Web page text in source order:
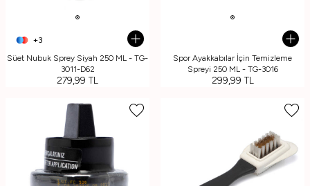
+3
Süet Nubuk Sprey Siyah 250 ML - TG-
3011-D62
279,99 TL
Spor Ayakkabılar İçin Temizleme
Spreyi 250 ML - TG-3016
299,99 TL